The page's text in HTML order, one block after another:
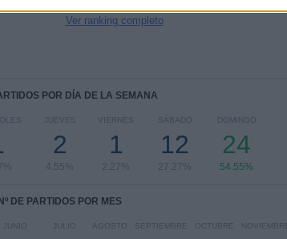
Ver ranking completo
POR DÍA DE LA SEMANA
JUEVES
2
4.55%
VIERNES
1
2.27%
SÁBADO
12
27.27%
DOMINGO
24
54.55%
Nº DE PARTIDOS POR MES
JUNIO JULIO AGOSTO SEPTIEMBRE OCTUBRE NOVIEMBRE